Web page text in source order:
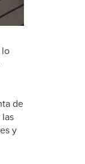
lo
de
y